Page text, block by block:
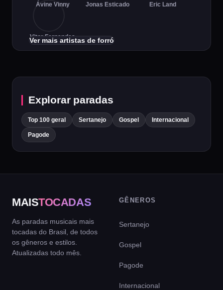
Ávine Vinny Jonas Esticado Eric Land
Vitor Fernandes
Ver mais artistas de forró
Explorar paradas
Top 100 geral Sertanejo Gospel Internacional
Pagode
MAISTOCADAS
As paradas musicais mais
tocadas do Brasil, de todos
os gêneros e estilos.
Atualizadas todo mês.
GÊNEROS
Sertanejo
Gospel
Pagode
Internacional